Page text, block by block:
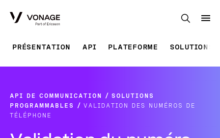
PRÉSENTATION API PLATEFORME SOLUTIONS
API DE COMMUNICATION
SOLUTIONS
PROGRAMMABLES
VALIDATION DES NUMÉROS DE
TÉLÉPHONE